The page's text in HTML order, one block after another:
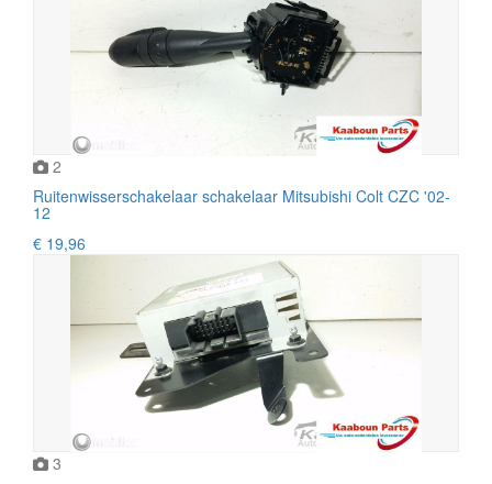
2
Ruitenwisserschakelaar schakelaar Mitsubishi Colt CZC '02-
12
€ 19,96
3